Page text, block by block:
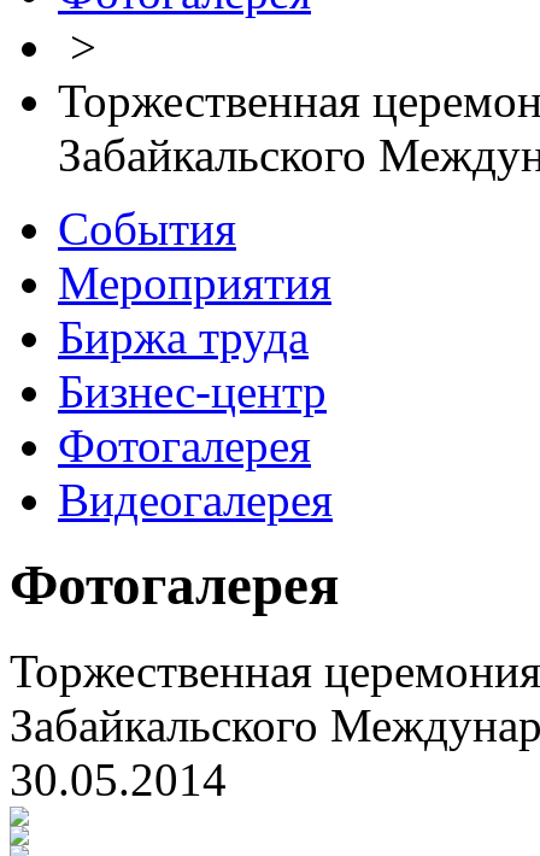
>
Торжественная
Забайкальского
События
Мероприятия
Биржа труда
Бизнес-центр
Фотогалерея
Видеогалерея
Фотогалерея
Торжественная
Забайкальского
30.05.2014